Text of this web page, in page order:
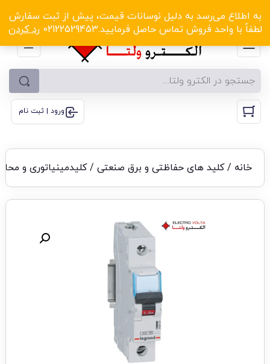
به اطلاع می‌رسد به دلیل نوسانات قیمت، پیش از ثبت سفارش
لطفاً با واحد فروش تماس حاصل فرمایید.02122529453
رد کردن
الکترو ولتا با تخفیف‌های شگفت‌انگیز! کلیک کنید
ورود | ثبت نام
خانه /کلید های حفاظتی و برق صنعتی/کلیدمینیاتوری و